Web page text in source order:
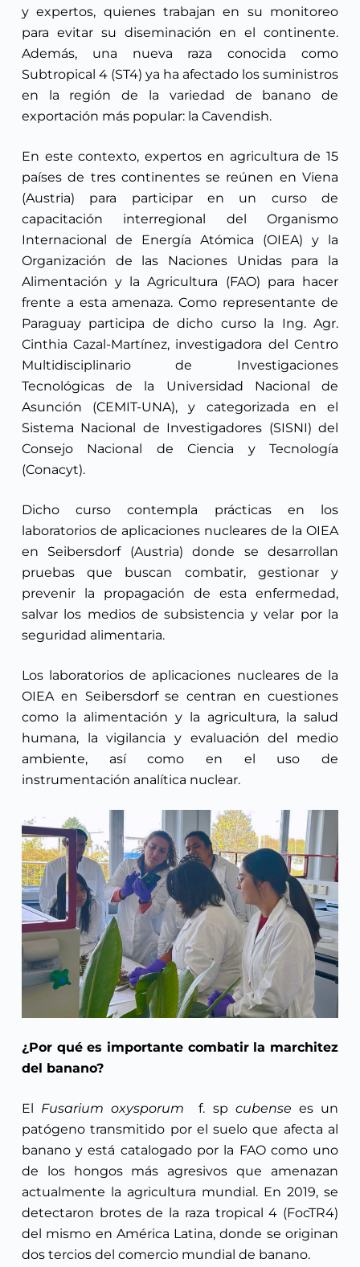
y expertos, quienes trabajan en su monitoreo
para evitar su diseminación en el continente.
Además, una nueva raza conocida como
Subtropical 4 (ST4) ya ha afectado los suministros
en la región de la variedad de banano de
exportación más popular: la Cavendish.
En este contexto, expertos en agricultura de 15
países de tres continentes se reúnen en Viena
(Austria) para participar en un curso de
capacitación interregional del Organismo
Internacional de Energía Atómica (OIEA) y la
Organización de las Naciones Unidas para la
Alimentación y la Agricultura (FAO) para hacer
frente a esta amenaza. Como representante de
Paraguay participa de dicho curso la Ing. Agr.
Cinthia Cazal-Martínez, investigadora del Centro
Multidisciplinario de Investigaciones
Tecnológicas de la Universidad Nacional de
Asunción (CEMIT-UNA), y categorizada en el
Sistema Nacional de Investigadores (SISNI) del
Consejo Nacional de Ciencia y Tecnología
(Conacyt).
Dicho curso contempla prácticas en los
laboratorios de aplicaciones nucleares de la OIEA
en Seibersdorf (Austria) donde se desarrollan
pruebas que buscan combatir, gestionar y
prevenir la propagación de esta enfermedad,
salvar los medios de subsistencia y velar por la
seguridad alimentaria.
Los laboratorios de aplicaciones nucleares de la
OIEA en Seibersdorf se centran en cuestiones
como la alimentación y la agricultura, la salud
humana, la vigilancia y evaluación del medio
ambiente, así como en el uso de
instrumentación analítica nuclear.
¿Por qué es importante combatir la marchitez
del banano?
El Fusarium oxysporum f. sp cubense es un
patógeno transmitido por el suelo que afecta al
banano y está catalogado por la FAO como uno
de los hongos más agresivos que amenazan
actualmente la agricultura mundial. En 2019, se
detectaron brotes de la raza tropical 4 (FocTR4)
del mismo en América Latina, donde se originan
dos tercios del comercio mundial de banano.